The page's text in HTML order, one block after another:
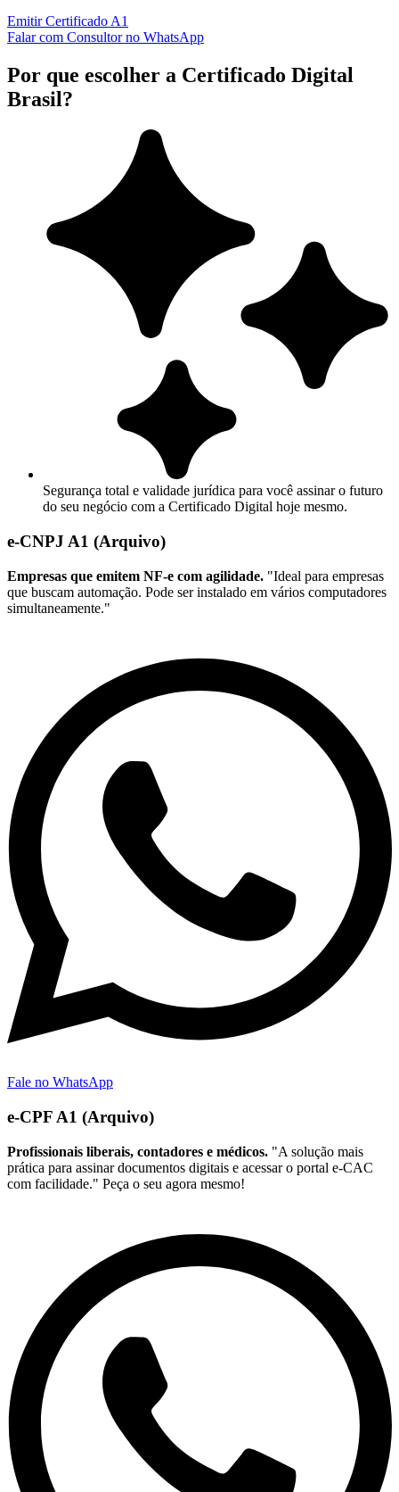
Emitir Certificado A1
Falar com Consultor no WhatsApp
Por que escolher a Certificado Digital
Brasil?
Segurança total e validade jurídica para você assinar o futuro
do seu negócio com a Certificado Digital hoje mesmo.
e-CNPJ A1 (Arquivo)
Empresas que emitem NF-e com agilidade. "Ideal para empresas
que buscam automação. Pode ser instalado em vários computadores
simultaneamente."
Fale no WhatsApp
e-CPF A1 (Arquivo)
Profissionais liberais, contadores e médicos. "A solução mais
prática para assinar documentos digitais e acessar o portal e-CAC
com facilidade." Peça o seu agora mesmo!